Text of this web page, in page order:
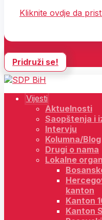
Kliknite ovdje da
Pridruži se!
Vijesti
Aktuelnosti
Saopštenja i
Intervju
Kolumna/Blog
Drugi o nama
Lokalne
kanton
Kanton
Kanton